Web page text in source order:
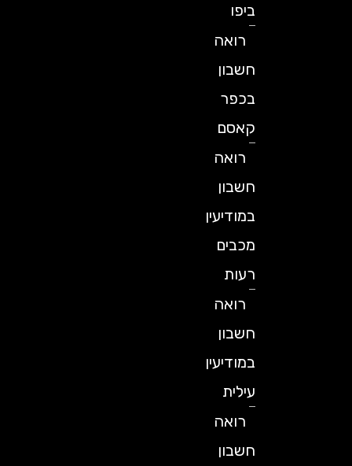
רואה
חשבון
בכפר
קאסם
רואה
חשבון
במודיעין
מכבים
רעות
רואה
חשבון
במודיעין
עילית
רואה
חשבון